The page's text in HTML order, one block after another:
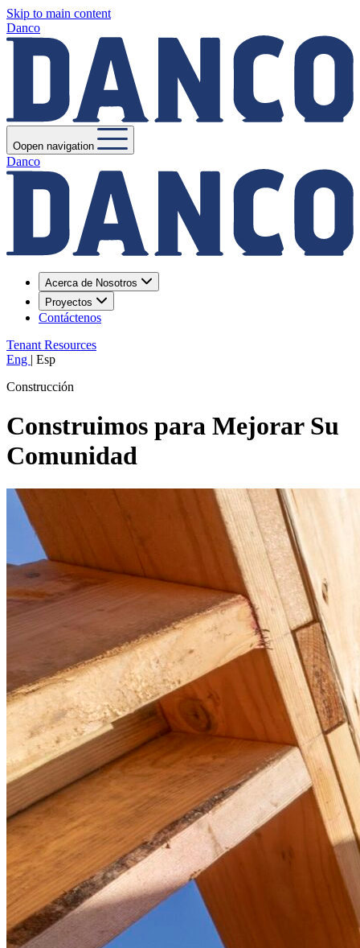
Skip to main content
Danco
Oopen navigation
Danco
Acerca de Nosotros
Proyectos
Contáctenos
Tenant Resources
Eng | Esp
Construcción
Construimos para Mejorar Su
Comunidad